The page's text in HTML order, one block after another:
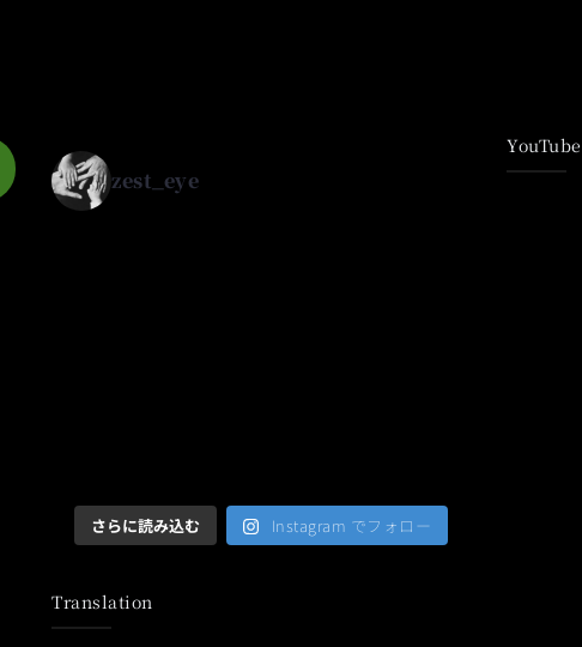
zest_eye
さらに読み込む Instagram でフォロー
Translation
YouTube